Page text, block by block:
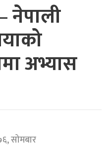
नेपाली
अभ्यास
सोमबार